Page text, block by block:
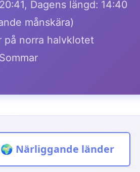
Dagens längd: 14:40
månskära)
på norra halvklotet
🌍 Närliggande länder